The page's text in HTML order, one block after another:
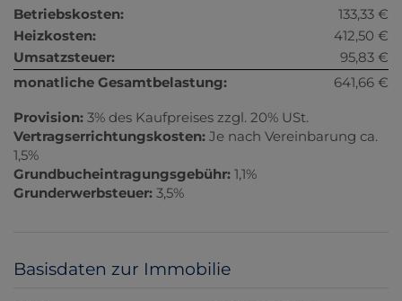
Betriebskosten:
133,33 €
Heizkosten:
412,50 €
Umsatzsteuer:
95,83 €
monatliche Gesamtbelastung:
641,66 €
Provision: 3% des Kaufpreises zzgl. 20% USt.
Vertragserrichtungskosten: Je nach Vereinbarung ca.
1,5%
Grundbucheintragungsgebühr: 1,1%
Grunderwerbsteuer: 3,5%
Basisdaten zur Immobilie